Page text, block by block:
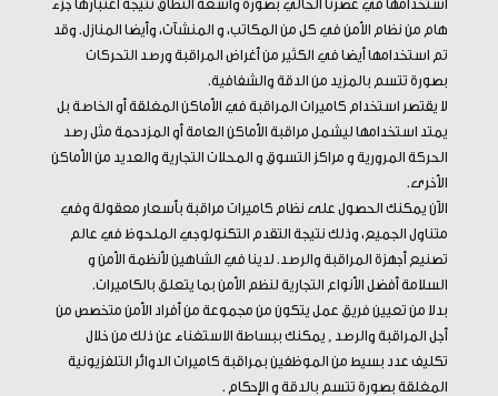
استخدامها في عصرنا الحالي بصورة واسعة النطاق نتيجة اعتبارها جزء
هام من نظام الأمن في كل من المكاتب، و المنشآت، وأيضا المنازل. وقد
تم استخدامها أيضا في الكثير من أغراض المراقبة ورصد التحركات
بصورة تتسم بالمزيد من الدقة والشفافية.
لا يقتصر استخدام كاميرات المراقبة في الأماكن المغلقة أو الخاصة بل
يمتد استخدامها ليشمل مراقبة الأماكن العامة أو المزدحمة مثل رصد
الحركة المرورية و مراكز التسوق و المحلات التجارية والعديد من الأماكن
الأخرى.
الآن يمكنك الحصول على نظام كاميرات مراقبة بأسعار معقولة وفي
متناول الجميع، وذلك نتيجة التقدم التكنولوجي الملحوظ في عالم
تصنيع أجهزة المراقبة والرصد. لدينا في الشاهين لأنظمة الأمن و
السلامة أفضل الأنواع التجارية لنظم الأمن بما يتعلق بالكاميرات.
بدلا من تعيين فريق عمل يتكون من مجموعة من أفراد الأمن متخصص من
أجل المراقبة والرصد , يمكنك ببساطة الاستغناء عن ذلك من خلال
تكليف عدد بسيط من الموظفين بمراقبة كاميرات الدوائر التلفزيونية
المغلقة بصورة تتسم بالدقة و الإحكام .